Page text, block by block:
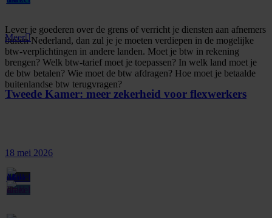
Lever je goederen over de grens of verricht je diensten aan afnemers
buiten Nederland, dan zul je je moeten verdiepen in de mogelijke
btw-verplichtingen in andere landen. Moet je btw in rekening
brengen? Welk btw-tarief moet je toepassen? In welk land moet je
de btw betalen? Wie moet de btw afdragen? Hoe moet je betaalde
buitenlandse btw terugvragen?
Meer
Tweede Kamer: meer zekerheid voor flexwerkers
18 mei 2026